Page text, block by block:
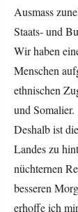
Ausmass
Staats- und
Wir haben
Menschen
ethnischen
und Somalier.
Deshalb ist
Landes zu
nüchternen
besseren
erhoffe ich